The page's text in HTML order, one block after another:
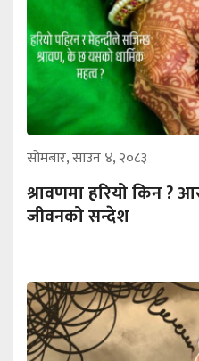
सोमबार, साउन ४, २०८३
श्रावणमा हरियो किन ?
जीवनको सन्देश